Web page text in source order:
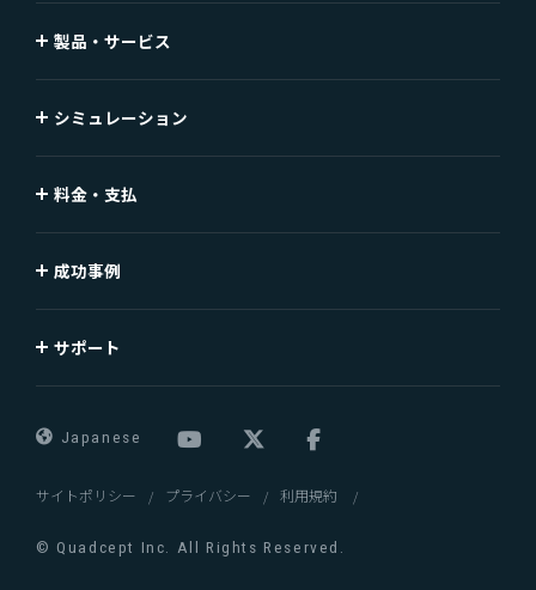
製品・サービス
シミュレーション
料金・支払
成功事例
サポート
Japanese
サイトポリシー プライバシー 利用規約
© Quadcept Inc. All Rights Reserved.